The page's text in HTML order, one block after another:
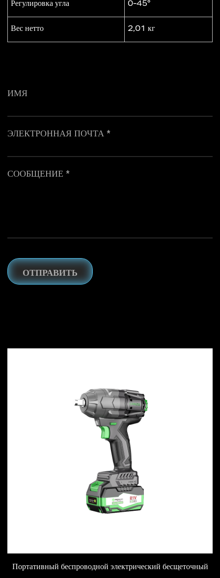
Регулировка угла 0-45°
Вес нетто 2,01 кг
ИМЯ
ЭЛЕКТРОННАЯ ПОЧТА *
СООБЩЕНИЕ *
ОТПРАВИТЬ
Портативный беспроводной электрический бесщеточный